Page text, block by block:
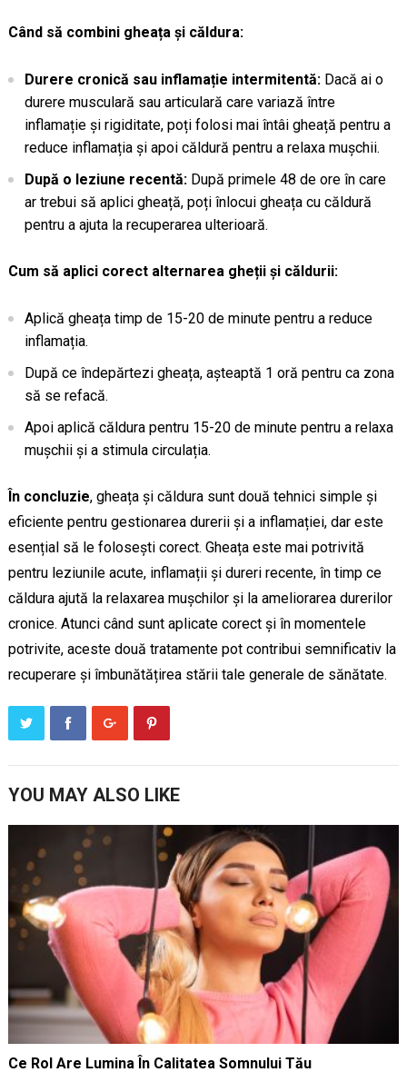
Când să combini gheața și căldura:
Durere cronică sau inflamație intermitentă:Dacă ai o
durere musculară sau articulară care variază între
inflamație și rigiditate, poți folosi mai întâi gheață pentru a
reduce inflamația și apoi căldură pentru a relaxa mușchii.
După o leziune recentă:După primele 48 de ore în care
ar trebui să aplici gheață, poți înlocui gheața cu căldură
pentru a ajuta la recuperarea ulterioară.
Cum să aplici corect alternarea gheții și căldurii:
Aplică gheața timp de 15-20 de minute pentru a reduce
inflamația.
După ce îndepărtezi gheața, așteaptă 1 oră pentru ca zona
să se refacă.
Apoi aplică căldura pentru 15-20 de minute pentru a relaxa
mușchii și a stimula circulația.
În concluzie, gheața și căldura sunt două tehnici simple și
eficiente pentru gestionarea durerii și a inflamației, dar este
esențial să le folosești corect. Gheața este mai potrivită
pentru leziunile acute, inflamații și dureri recente, în timp ce
căldura ajută la relaxarea mușchilor și la ameliorarea durerilor
cronice. Atunci când sunt aplicate corect și în momentele
potrivite, aceste două tratamente pot contribui semnificativ la
recuperare și îmbunătățirea stării tale generale de sănătate.
YOU MAY ALSO LIKE
Ce Rol Are Lumina În Calitatea Somnului Tău